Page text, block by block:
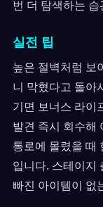
번 더 탐색하는
실전 팁
높은 절벽처럼 보
니 막혔다고 돌아
기면 보너스 라이
발견 즉시 회수해
통로에 몰렸을 때
입니다. 스테이지
빠진 아이템이 없